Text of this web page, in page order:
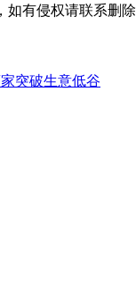
如有侵权请联系删
突破生意低谷